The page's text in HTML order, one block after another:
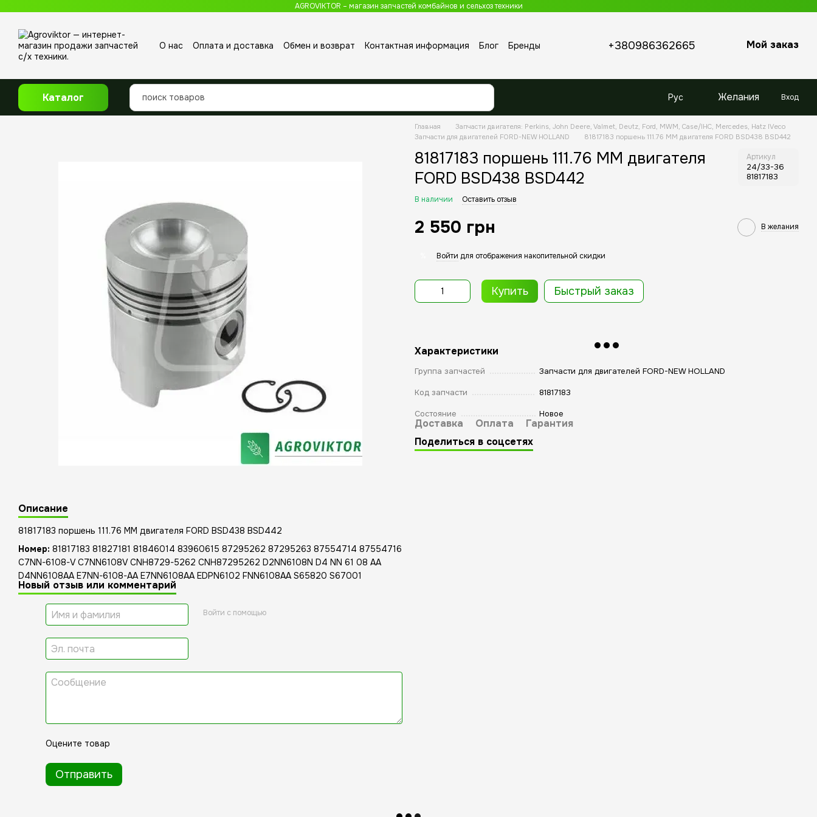
AGROVIKTOR – магазин запчастей комбайнов и сельхоз техники
О нас Оплата и доставка Обмен и возврат Контактная информация Блог
Бренды
+380986362665 Мой заказ
Каталог Рус Желания Вход
Описание
81817183 поршень 111.76 MM двигателя FORD BSD438 BSD442
Номер: 81817183 81827181 81846014 83960615 87295262 87295263 87554714 87554716
C7NN-6108-V C7NN6108V CNH8729-5262 CNH87295262 D2NN6108N D4 NN 61 08 AA
D4NN6108AA E7NN-6108-AA E7NN6108AA EDPN6102 FNN6108AA S65820 S67001
Новый отзыв или комментарий
Войти с помощью
Оцените товар
Отправить
Главная
Запчасти двигателя: Perkins, John Deere, Valmet, Deutz, Ford, MWM, Case/IHC, Mercedes, Hatz IVeco
Запчасти для двигателей FORD-NEW HOLLAND
81817183 поршень 111.76 MM двигателя FORD BSD438 BSD442
81817183 поршень 111.76 MM двигателя
FORD BSD438 BSD442
Артикул
24/33-36
81817183
В наличии Оставить отзыв
2 550 грн В желания
Войти для отображения накопительной скидки
Купить Быстрый заказ
Характеристики
Группа запчастей Запчасти для двигателей FORD-NEW HOLLAND
Код запчасти 81817183
Состояние Новое
Доставка Оплата
Гарантия
Поделиться в соцсетях